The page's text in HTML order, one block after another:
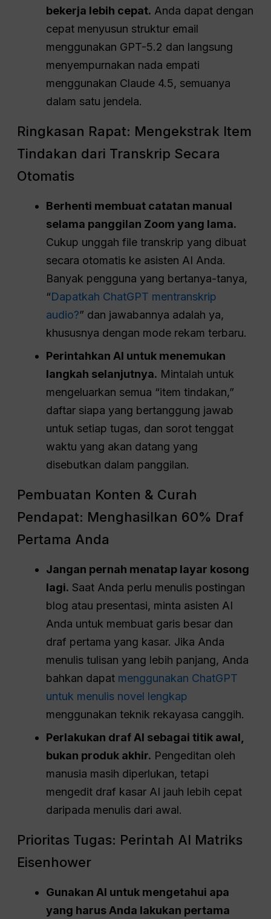
bekerja lebih cepat. Anda dapat dengan
cepat menyusun struktur email
menggunakan GPT-5.2 dan langsung
menyempurnakan nada empati
menggunakan Claude 4.5, semuanya
dalam satu jendela.
Ringkasan Rapat: Mengekstrak Item
Tindakan dari Transkrip Secara
Otomatis
Berhenti membuat catatan manual
selama panggilan Zoom yang lama.
Cukup unggah file transkrip yang dibuat
secara otomatis ke asisten AI Anda.
Banyak pengguna yang bertanya-tanya,
“Dapatkah ChatGPT mentranskrip
audio?” dan jawabannya adalah ya,
khususnya dengan mode rekam terbaru.
Perintahkan AI untuk menemukan
langkah selanjutnya. Mintalah untuk
mengeluarkan semua “item tindakan,”
daftar siapa yang bertanggung jawab
untuk setiap tugas, dan sorot tenggat
waktu yang akan datang yang
disebutkan dalam panggilan.
Pembuatan Konten & Curah
Pendapat: Menghasilkan 60% Draf
Pertama Anda
Jangan pernah menatap layar kosong
lagi. Saat Anda perlu menulis postingan
blog atau presentasi, minta asisten AI
Anda untuk membuat garis besar dan
draf pertama yang kasar. Jika Anda
menulis tulisan yang lebih panjang, Anda
bahkan dapat menggunakan ChatGPT
untuk menulis novel lengkap
menggunakan teknik rekayasa canggih.
Perlakukan draf AI sebagai titik awal,
bukan produk akhir. Pengeditan oleh
manusia masih diperlukan, tetapi
mengedit draf kasar AI jauh lebih cepat
daripada menulis dari awal.
Prioritas Tugas: Perintah AI Matriks
Eisenhower
Gunakan AI untuk mengetahui apa
yang harus Anda lakukan pertama